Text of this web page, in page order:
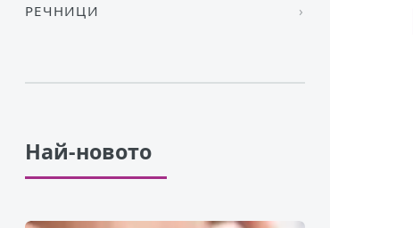
РЕЧНИЦИ
Най-новото